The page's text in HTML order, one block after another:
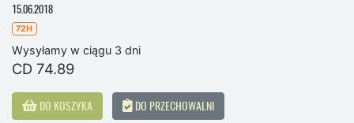
15.06.2018
72H
Wysyłamy w ciągu 3 dni
CD 74.89
DO KOSZYKA DO PRZECHOWALNI